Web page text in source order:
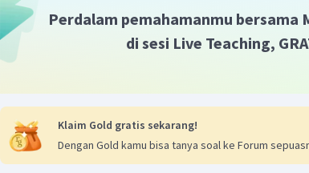
Perdalam pemahamanmu bersama
di sesi Live Teaching,
Klaim Gold gratis sekarang!
Dengan Gold kamu bisa tanya soal ke Forum